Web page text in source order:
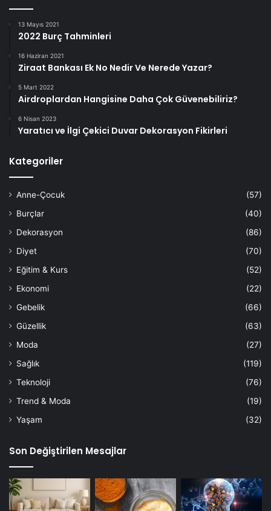
13 Mayıs 2021
2022 Burç Tahminleri
16 Haziran 2021
Ziraat Bankası Ek No Nedir Ve Nerede Yazar?
5 Mart 2022
Airdroplardan Hangisine Daha Çok Güvenebiliriz?
6 Nisan 2023
Yaratıcı ve İlgi Çekici Duvar Dekorasyon Fikirleri
Kategoriler
Anne-Çocuk
(57)
Burçlar
(40)
Dekorasyon
(86)
Diyet
(70)
Eğitim & Kurs
(52)
Ekonomi
(22)
Gebelik
(66)
Güzellik
(63)
Moda
(27)
Sağlık
(119)
Teknoloji
(76)
Trend & Moda
(19)
Yaşam
(32)
Son Değiştirilen Mesajlar